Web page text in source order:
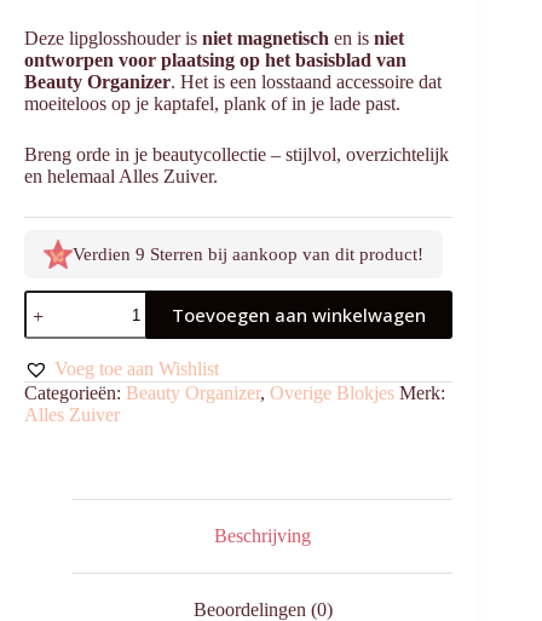
Deze lipglosshouder is niet magnetisch en is niet
ontworpen voor plaatsing op het basisblad van
Beauty Organizer. Het is een losstaand accessoire dat
moeiteloos op je kaptafel, plank of in je lade past.
Breng orde in je beautycollectie – stijlvol, overzichtelijk
en helemaal Alles Zuiver.
Verdien 9 Sterren bij aankoop van dit product!
Lipglosshouder
aantal
Toevoegen aan winkelwagen
Voeg toe aan Wishlist
Categorieën: Beauty Organizer, Overige Blokjes Merk:
Alles Zuiver
Beschrijving
Beoordelingen (0)